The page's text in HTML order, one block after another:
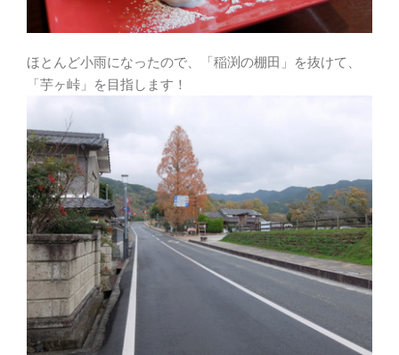
ほとんど小雨になったので、「稲渕の棚田」を抜けて、
「芋ヶ峠」を目指します！